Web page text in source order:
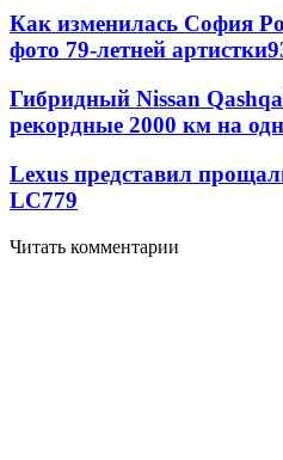
Как изменилась София
фото 79-летней артистки
Гибридный Nissan
рекордные 2000 км на
Lexus представил
LC779
Читать комментарии